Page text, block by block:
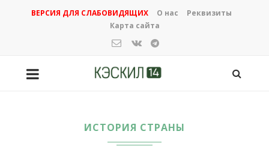
ВЕРСИЯ ДЛЯ СЛАБОВИДЯЩИХ О нас
Реквизиты
Карта сайта
ИСТОРИЯ СТРАНЫ